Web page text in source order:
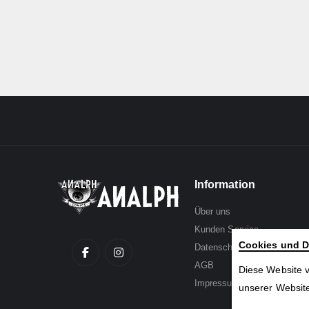
Information
Über uns
Kunden Service
Datenschutz
AGB
Impressum
Cookies und
Diese Website
unserer